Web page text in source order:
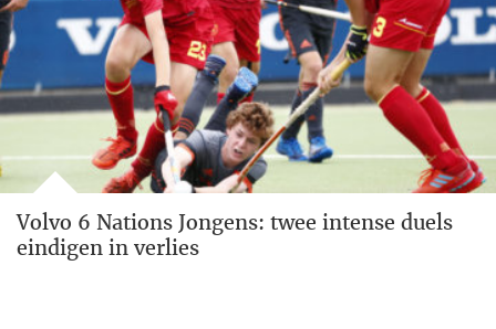
Volvo 6 Nations Jongens: twee intense duels
eindigen in verlies